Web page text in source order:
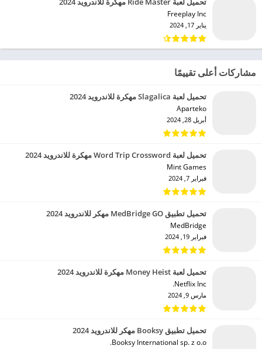
Freeplay Inc‏
يناير 17, 2024
مشاركات أعلى تقييمًا
تحميل لعبة Slagalica مهكرة للاندرويد 2024
Aparteko‏
أبريل 28, 2024
تحميل لعبة Word Trip Crossword مهكرة للاندرويد 2024
Mint Games‏
فبراير 7, 2024
تحميل تطبيق MedBridge GO مهكر للاندرويد 2024
MedBridge‏
فبراير 19, 2024
تحميل لعبة Money Heist مهكرة للاندرويد 2024
Netflix Inc.‏
مارس 9, 2024
تحميل تطبيق Booksy مهكر للاندرويد 2024
Booksy International sp. z o.o.‏